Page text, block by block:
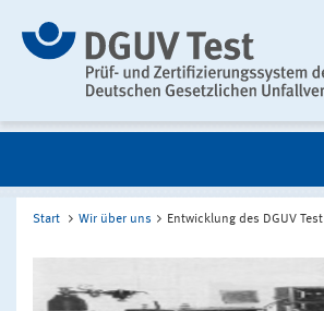
Start Wir über uns Entwicklung des DGUV Test